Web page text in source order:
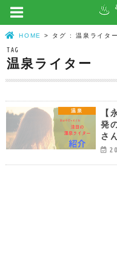
HOME タグ : 温泉ライター
TAG
温泉ライター
温泉
【
発
さ